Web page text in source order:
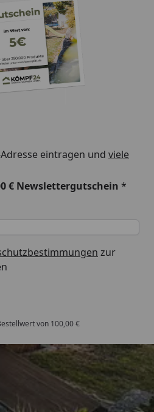
eintragen und viele
€ Newslettergutschein *
zur
von 100,00 €
Shops